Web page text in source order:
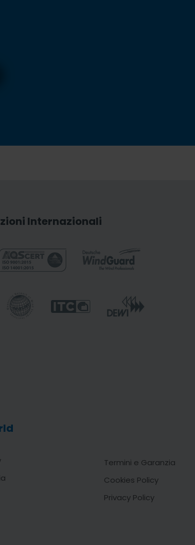
Internazionali
Termini e Garanzia
Cookies Policy
Privacy Policy